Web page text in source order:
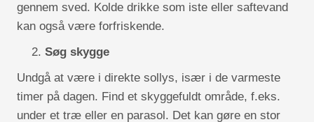
gennem sved. Kolde drikke som iste eller saftevand
kan også være forfriskende.
Søg skygge
Undgå at være i direkte sollys, især i de varmeste
timer på dagen. Find et skyggefuldt område, f.eks.
under et træ eller en parasol. Det kan gøre en stor